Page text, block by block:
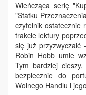
Wieńcząca serię
"Statku
czytelnik ostatecznie
trakcie lektury
się już przyzwyczaić
Robin Hobb umie
Tym bardziej
bezpiecznie do
Wolnego Handlu i